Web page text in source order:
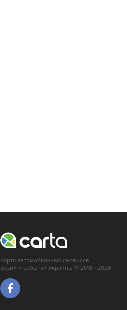
Карта автомобильных сервисов,
акций и событий Украины © 2018 - 2026